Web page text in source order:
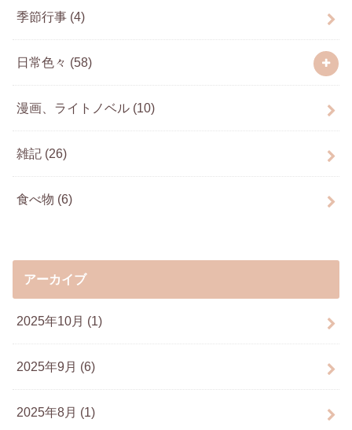
季節行事 (4)
日常色々 (58)
漫画、ライトノベル (10)
雑記 (26)
食べ物 (6)
アーカイブ
2025年10月 (1)
2025年9月 (6)
2025年8月 (1)